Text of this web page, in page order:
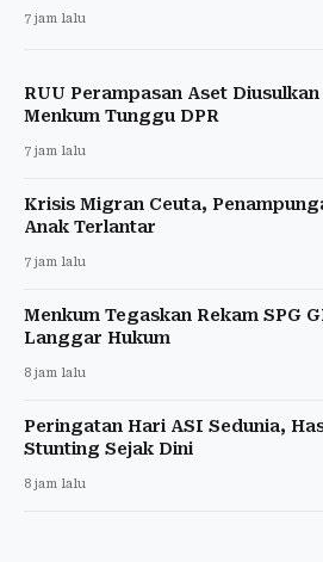
7 jam lalu
RUU Perampasan Aset
Menkum Tunggu DPR
7 jam lalu
Krisis Migran Ceuta,
Anak Terlantar
7 jam lalu
Menkum Tegaskan Rekam SPG
Langgar Hukum
8 jam lalu
Peringatan Hari ASI Sedunia,
Stunting Sejak Dini
8 jam lalu